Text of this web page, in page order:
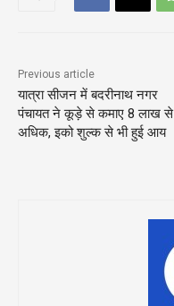
Previous article
यात्रा सीजन में बदरीनाथ नगर
पंचायत ने कूड़े से कमाए 8 लाख से
अधिक, इको शुल्क से भी हुई आय